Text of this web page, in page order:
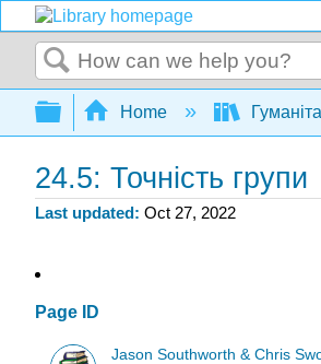
Search
Expand/collapse
Home
24.5: Точність групи
Last updated Oct 27, 2022
Page ID
Jason Southworth & Chris